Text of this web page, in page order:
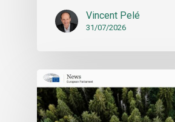
Vincent Pelé
31/07/2026